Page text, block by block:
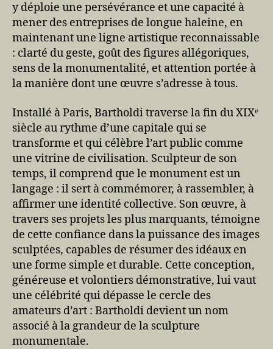
y déploie une persévérance et une capacité à
mener des entreprises de longue haleine, en
maintenant une ligne artistique reconnaissable
: clarté du geste, goût des figures allégoriques,
sens de la monumentalité, et attention portée à
la manière dont une œuvre s’adresse à tous.
Installé à Paris, Bartholdi traverse la fin du XIXᵉ
siècle au rythme d’une capitale qui se
transforme et qui célèbre l’art public comme
une vitrine de civilisation. Sculpteur de son
temps, il comprend que le monument est un
langage : il sert à commémorer, à rassembler, à
affirmer une identité collective. Son œuvre, à
travers ses projets les plus marquants, témoigne
de cette confiance dans la puissance des images
sculptées, capables de résumer des idéaux en
une forme simple et durable. Cette conception,
généreuse et volontiers démonstrative, lui vaut
une célébrité qui dépasse le cercle des
amateurs d’art : Bartholdi devient un nom
associé à la grandeur de la sculpture
monumentale.